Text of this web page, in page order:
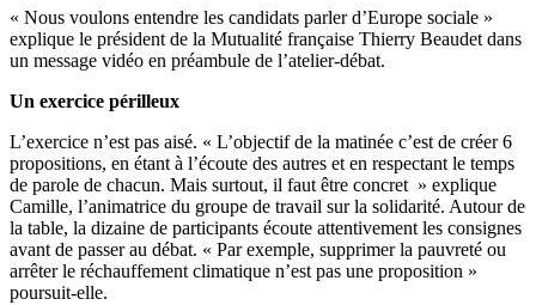
« Nous voulons entendre les candidats parler d’Europe sociale »
explique le président de la Mutualité française Thierry Beaudet dans
un message vidéo en préambule de l’atelier-débat.
Un exercice périlleux
L’exercice n’est pas aisé. « L’objectif de la matinée c’est de créer 6
propositions, en étant à l’écoute des autres et en respectant le temps
de parole de chacun. Mais surtout, il faut être concret » explique
Camille, l’animatrice du groupe de travail sur la solidarité. Autour de
la table, la dizaine de participants écoute attentivement les consignes
avant de passer au débat. « Par exemple, supprimer la pauvreté ou
arrêter le réchauffement climatique n’est pas une proposition »
poursuit-elle.